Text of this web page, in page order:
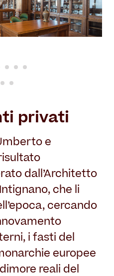
privati
e
dall’Architetto
che li
cercando
i fasti del
europee
reali del